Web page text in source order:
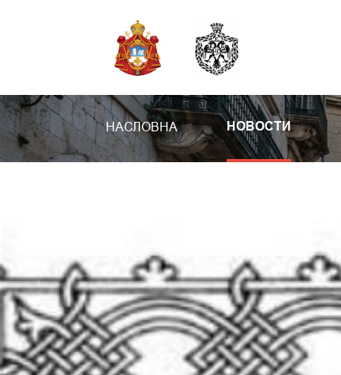
НАСЛОВНА НОВОСТИ